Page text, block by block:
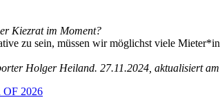
Kiezrat im Moment?
zu sein, müssen wir möglichst viele
Holger Heiland. 27.11.2024, aktualisiert